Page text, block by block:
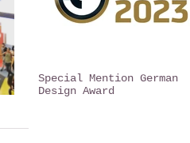
Special Mention German
Design Award